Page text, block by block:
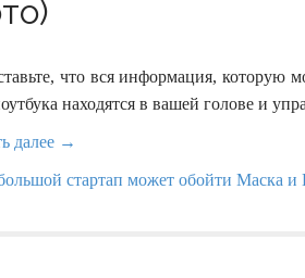
что вся информация, которую
находятся в вашей голове и
далее →